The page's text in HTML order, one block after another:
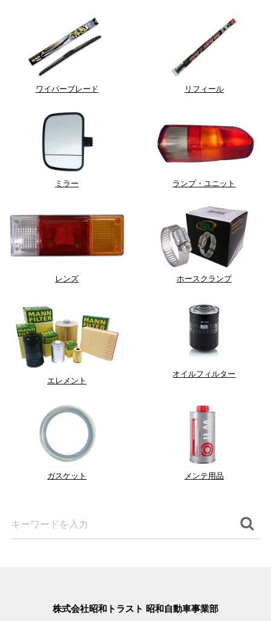
ワイパーブレード リフィール
ミラー ランプ・ユニット
レンズ ホースクランプ
エレメント
オイルフィルター
ガスケット メンテ用品
株式会社昭和トラスト 昭和自動車事業部